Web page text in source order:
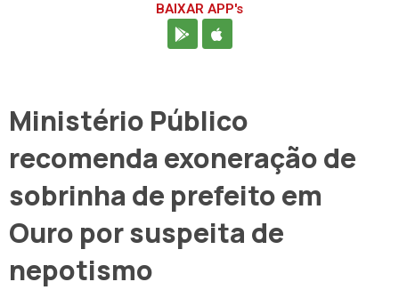
BAIXAR APP's
Ministério Público
recomenda exoneração de
sobrinha de prefeito em
Ouro por suspeita de
nepotismo